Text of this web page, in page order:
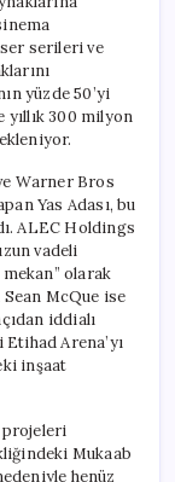
serileri ve
yüzde 50’yi
yıllık 300 milyon
Warner Bros
Yas Adası, bu
ALEC Holdings
vadeli
olarak
McQue ise
iddialı
Arena’yı
inşaat
projeleri
Mukaab
henüz